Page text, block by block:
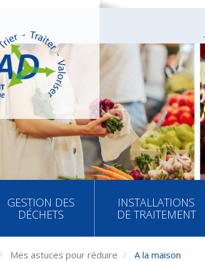
GESTION DES
DÉCHETS
INSTALLATIONS
DE TRAITEMENT
Mes astuces pour réduire A la maison